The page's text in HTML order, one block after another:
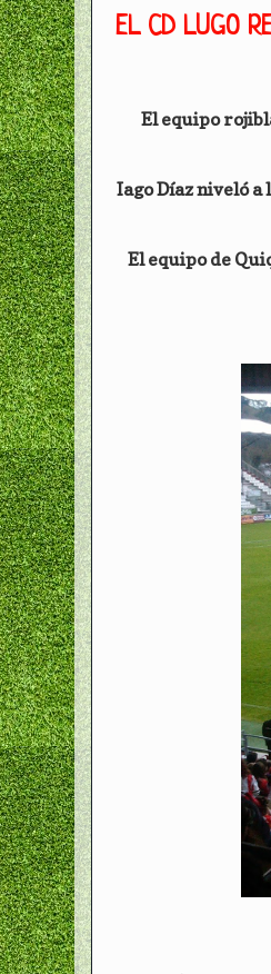
EL CD LUGO
El equipo
Iago Díaz niveló
El equipo de